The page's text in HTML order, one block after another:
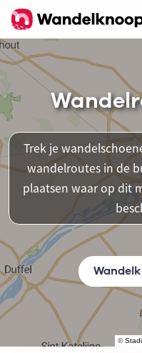
©
Trek je
wandelroutes in de
plaatsen waar op dit